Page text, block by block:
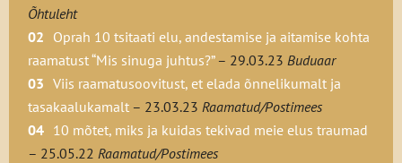
tegelikult on suur osa suhtlusest
mitteverbaalne.
10. Andestamine tähendab lahtilaskmist
lootusest, et minevik võinuks olla
teistsugune, aga me ei saa edasi liikuda, kui
hoiame kinni mineviku valust.
Õhtuleht
Oprah 10 tsitaati elu, andestamise ja aitamise kohta
raamatust “Mis sinuga juhtus?”– 29.03.23 Buduaar
Viis raamatusoovitust, et elada õnnelikumalt ja
tasakaalukamalt – 23.03.23 Raamatud/Postimees
10 mõtet, miks ja kuidas tekivad meie elus traumad
– 25.05.22 Raamatud/Postimees